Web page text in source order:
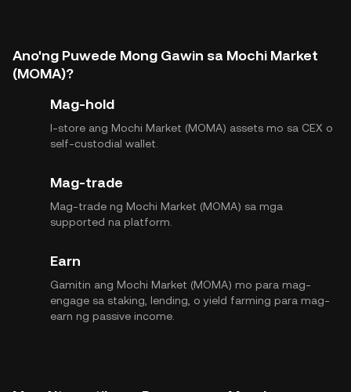
Ano'ng Puwede Mong Gawin sa Mochi Market
(MOMA)?
Mag-hold
I-store ang Mochi Market (MOMA) assets mo sa CEX o
self-custodial wallet.
Mag-trade
Mag-trade ng Mochi Market (MOMA) sa mga
supported na platform.
Earn
Gamitin ang Mochi Market (MOMA) mo para mag-
engage sa staking, lending, o yield farming para mag-
earn ng passive income.